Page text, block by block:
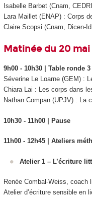
Isabelle Barbet (Cnam,
Lara Maillet (ENAP) : Corps
Claire Scopsi (Cnam, Dicen-
Matinée du 20 mai
9h00 - 10h30 | Table ronde
Séverine Le Loarne (GEM) :
Chiara Lai : Les corps dans
Nathan Compan (UPJV) : La
10h30 - 11h00 | Pause
11h00 - 12h45 | Ateliers
Atelier 1 – L’écriture
Renée Combal-Weiss, coach
Atelier d’écriture sensible en